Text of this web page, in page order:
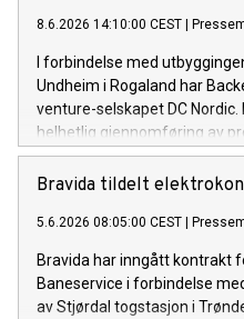
8.6.2026 14:10:00 CEST |
I forbindelse med
Undheim i Rogaland har
venture-selskapet DC
helhetlig gjennomføring av
ferdigstillelse.
Bravida tildelt
5.6.2026 08:05:00 CEST |
Bravida har inngått kontrakt
Baneservice i forbindelse
av Stjørdal togstasjon i